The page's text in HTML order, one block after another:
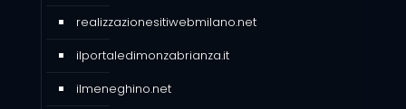
realizzazionesitiwebmilano.net
ilportaledimonzabrianza.it
ilmeneghino.net